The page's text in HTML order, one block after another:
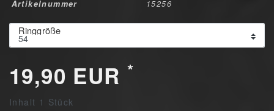
Artikelnummer 15256
Ringgröße
19,90 EUR *
Inhalt 1 Stück